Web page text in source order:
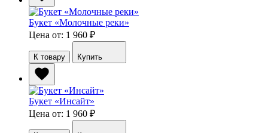
Букет «Молочные реки»
Цена от: 1 960 ₽
К товару Купить
Букет «Инсайт»
Цена от: 1 960 ₽